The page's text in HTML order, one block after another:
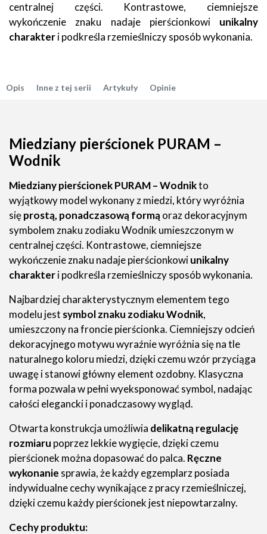
centralnej części. Kontrastowe, ciemniejsze
wykończenie znaku nadaje pierścionkowi unikalny
charakteri podkreśla rzemieślniczy sposób wykonania.
Opis Inne z tej serii Artykuły Opinie
Miedziany pierścionek PURAM –
Wodnik
Miedziany pierścionek PURAM – Wodnikto
wyjątkowy model wykonany z miedzi, który wyróżnia
sięprostą, ponadczasową formą oraz dekoracyjnym
symbolem znaku zodiaku Wodnik umieszczonym w
centralnej części. Kontrastowe, ciemniejsze
wykończenie znaku nadaje pierścionkowiunikalny
charakteri podkreśla rzemieślniczy sposób wykonania.
Najbardziej charakterystycznym elementem tego
modelu jest symbol znaku zodiaku Wodnik,
umieszczony na froncie pierścionka. Ciemniejszy odcień
dekoracyjnego motywu wyraźnie wyróżnia się na tle
naturalnego koloru miedzi, dzięki czemu wzór przyciąga
uwagę i stanowi główny element ozdobny. Klasyczna
forma pozwala w pełni wyeksponować symbol, nadając
całości elegancki i ponadczasowy wygląd.
Otwarta konstrukcja umożliwia delikatną regulację
rozmiaru poprzez lekkie wygięcie, dzięki czemu
pierścionek można dopasować do palca. Ręczne
wykonanie sprawia, że każdy egzemplarz posiada
indywidualne cechy wynikające z pracy rzemieślniczej,
dzięki czemu każdy pierścionek jest niepowtarzalny.
Cechy produktu: